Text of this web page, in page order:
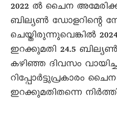
2022 ൽ ചൈന
ബില്യൺ ഡോളറിന്റെ
ചെയ്തിരുന്നുവെങ്കിൽ
ഇറക്കുമതി 24.5
കഴിഞ്ഞ ദിവസം
റിപ്പോർട്ടുപ്രകാരം
ഇറക്കുമതിതന്നെ